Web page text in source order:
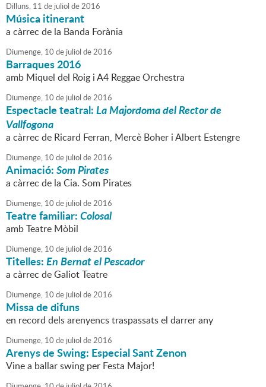
Dilluns, 11 de juliol de2016
Música itinerant
a càrrec de la Banda Forània
Diumenge, 10 de juliol de2016
Barraques 2016
amb Miquel del Roig i A4 Reggae Orchestra
Diumenge, 10 de juliol de2016
Espectacle teatral:La Majordoma del Rector de
Vallfogona
a càrrec de Ricard Ferran, Mercè Boher i Albert Estengre
Diumenge, 10 de juliol de2016
Animació:Som Pirates
a càrrec de la Cia. Som Pirates
Diumenge, 10 de juliol de2016
Teatre familiar:Colosal
amb Teatre Mòbil
Diumenge, 10 de juliol de2016
Titelles:En Bernat el Pescador
a càrrec de Galiot Teatre
Diumenge, 10 de juliol de2016
Missa de difuns
en record dels arenyencs traspassats el darrer any
Diumenge, 10 de juliol de2016
Arenys de Swing: Especial Sant Zenon
Vine a ballar swing per Festa Major!